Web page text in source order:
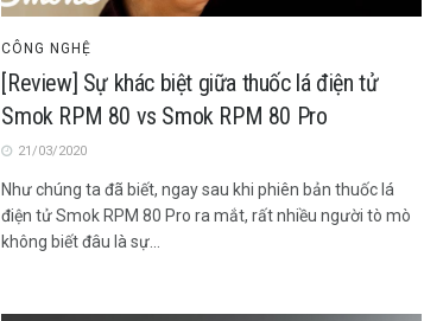
CÔNG NGHỆ
[Review] Sự khác biệt giữa thuốc lá điện tử
Smok RPM 80 vs Smok RPM 80 Pro
21/03/2020
Như chúng ta đã biết, ngay sau khi phiên bản thuốc lá
điện tử Smok RPM 80 Pro ra mắt, rất nhiều người tò mò
không biết đâu là sự...